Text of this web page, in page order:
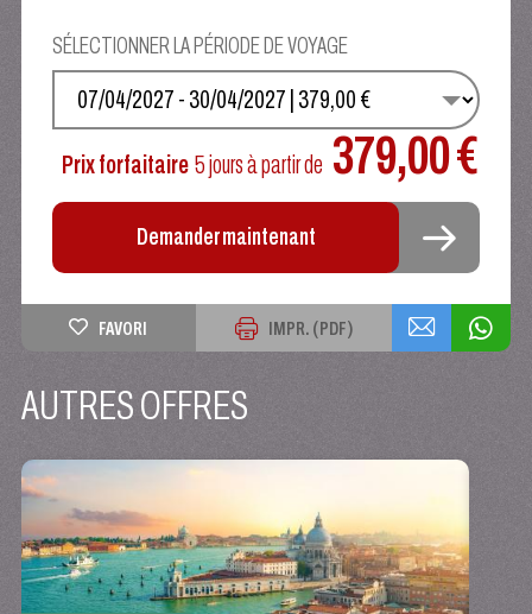
SÉLECTIONNER LA PÉRIODE DE VOYAGE
SÉLECTIONNEZ VOS DATES
Prix forfaitaire5 joursà partir de 379,00 €
Demander maintenant
FAVORI IMPR. (PDF)
AUTRES OFFRES